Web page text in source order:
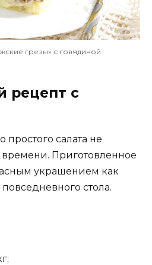
грезы» с говядиной
рецепт с
простого салата не
времени. Приготовленное
украшением как
стола.